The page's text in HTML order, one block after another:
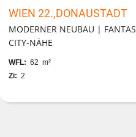
WIEN 22.,DONAUSTADT
MODERNER NEUBAU |
CITY-NÄHE
WFL: 62 m²
Zi: 2